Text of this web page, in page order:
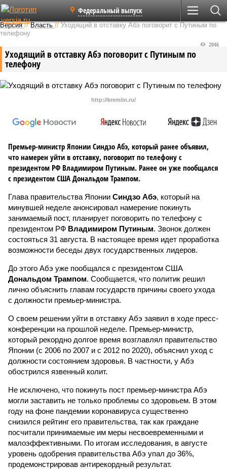
Федеральный выпуск
Версия //Власть //Уходящий в отставку Абэ поговорит с Путиным по
телефону
Уходящий в отставку Абэ поговорит с Путиным по
телефону
2046
http://kremlin.ru/
Премьер-министр Японии Синдзо Абэ, который ранее объявил,
что намерен уйти в отставку, поговорит по телефону с
президентом РФ Владимиром Путиным. Ранее он уже пообщался
с президентом США Дональдом Трампом.
Глава правительства Японии Синдзо Абэ, который на
минувшей неделе анонсировал намерение покинуть
занимаемый пост, планирует поговорить по телефону с
президентом РФ Владимиром Путиным. Звонок должен
состояться 31 августа. В настоящее время идет проработка
возможности беседы двух государственных лидеров.
До этого Абэ уже пообщался с президентом США
Дональдом Трампом. Сообщается, что политик решил
лично объяснить главам государств причины своего ухода
с должности премьер-министра.
О своем решении уйти в отставку Абэ заявил в ходе пресс-
конференции на прошлой неделе. Премьер-министр,
который рекордно долгое время возглавлял правительство
Японии (с 2006 по 2007 и с 2012 по 2020), объяснил уход с
должности состоянием здоровья. В частности, у Абэ
обострился язвенный колит.
Не исключено, что покинуть пост премьер-министра Абэ
могли заставить не только проблемы со здоровьем. В этом
году на фоне пандемии коронавируса существенно
снизился рейтинг его правительства, так как граждане
посчитали принимаемые им меры несвоевременными и
малоэффективными. По итогам исследования, в августе
уровень одобрения правительства Абэ упал до 36%,
продемонстрировав антирекордный результат.